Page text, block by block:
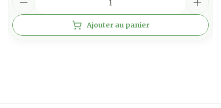
Ajouter au panier